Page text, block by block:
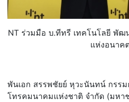
NT ร่วมมือ บ.ทีทรี เทคโนโลยี พัฒ
แห่งอนาค
พันเอก สรรพชัยย์ หุวะนันทน์ กรร
โทรคมนาคมแห่งชาติ จำกัด (มหา